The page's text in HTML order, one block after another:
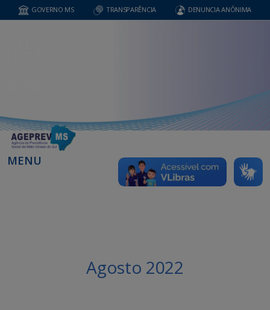
GOVERNO MS TRANSPARÊNCIA DENUNCIA ANÔNIMA
MENU
Agosto 2022